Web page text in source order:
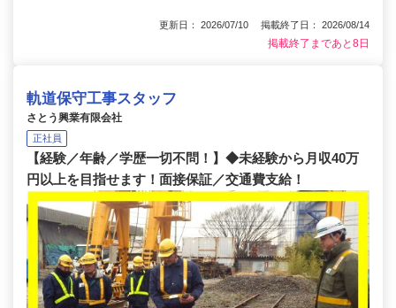
更新日： 2026/07/10 掲載終了日： 2026/08/14
掲載終了まであと8日
軌道保守工事スタッフ
さとう興業有限会社
正社員
【経験／年齢／学歴一切不問！】◆未経験から月収40万
円以上を目指せます！面接保証／交通費支給！